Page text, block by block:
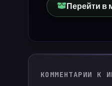
Перейти в
КОММЕНТАРИИ К